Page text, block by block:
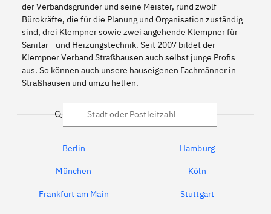
der Verbandsgründer und seine Meister, rund zwölf
Bürokräfte, die für die Planung und Organisation zuständig
sind, drei Klempner sowie zwei angehende Klempner für
Sanitär - und Heizungstechnik. Seit 2007 bildet der
Klempner Verband Straßhausen auch selbst junge Profis
aus. So können auch unsere hauseigenen Fachmänner in
Straßhausen und umzu helfen.
Suche
Berlin Hamburg
München Köln
Frankfurt am Main Stuttgart